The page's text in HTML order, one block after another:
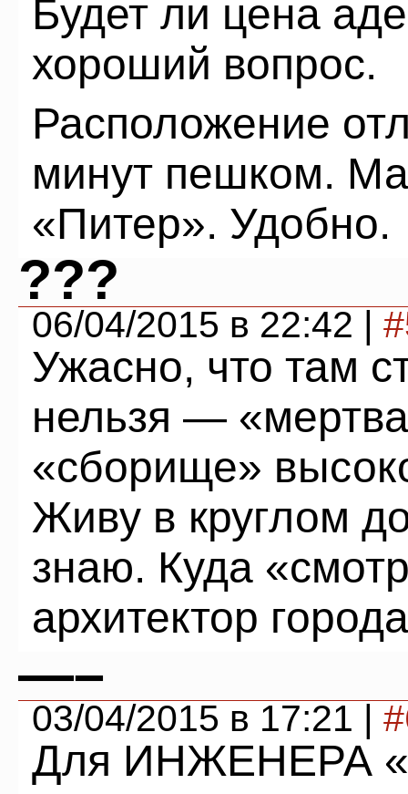
Будет ли цена
хороший вопрос.
Расположение
минут пешком.
«Питер». Удобно.
???
06/04/2015 в 22:42 |
Ужасно, что там
нельзя —
«сборище»
Живу в круглом
знаю. Куда
архитектор
—–
03/04/2015 в 17:21 |
Для ИНЖЕНЕРА